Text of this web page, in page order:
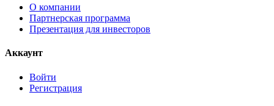
О компании
Партнерская программа
Презентация для инвесторов
Аккаунт
Войти
Регистрация